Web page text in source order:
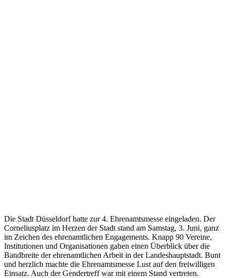
Die Stadt Düsseldorf hatte zur 4. Ehrenamtsmesse eingeladen. Der
Corneliusplatz im Herzen der Stadt stand am Samstag, 3. Juni, ganz
im Zeichen des ehrenamtlichen Engagements. Knapp 90 Vereine,
Institutionen und Organisationen gaben einen Überblick über die
Bandbreite der ehrenamtlichen Arbeit in der Landeshauptstadt. Bunt
und herzlich machte die Ehrenamtsmesse Lust auf den freiwilligen
Einsatz. Auch der Gendertreff war mit einem Stand vertreten.